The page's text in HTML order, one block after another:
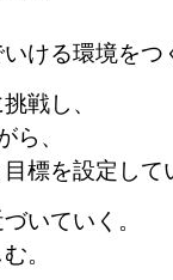
ける環境をつ
戦し、
ら、
標を設定して
いていく。
。